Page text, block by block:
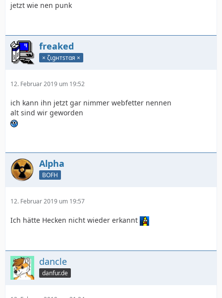
jetzt wie nen punk
freaked
× ζιgнтѕтαя ×
12. Februar 2019 um 19:52
ich kann ihn jetzt gar nimmer webfetter nennen
alt sind wir geworden
Alpha
BOFH
12. Februar 2019 um 19:57
Ich hätte Hecken nicht wieder erkannt
dancle
danfur.de